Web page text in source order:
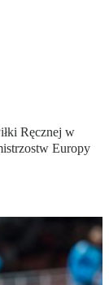
Ręcznej w
Europy